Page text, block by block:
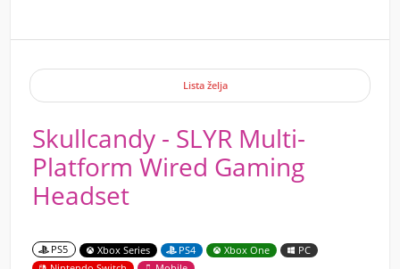
Lista želja
Skullcandy - SLYR Multi-
Platform Wired Gaming
Headset
PS5 Xbox Series PS4 Xbox One
PC